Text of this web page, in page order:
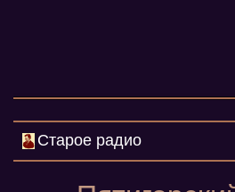
Старое радио